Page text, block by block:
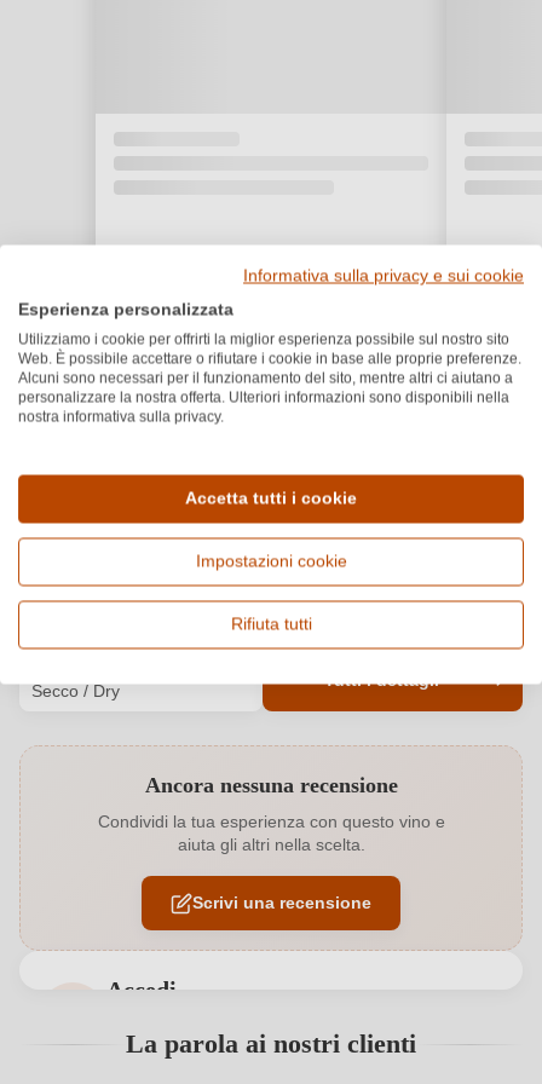
Dettagli del prodotto
Paese e regione
Vitigno e tipologia
Cuvée (Bianco), Vino bianco
Qualità
Alcol
11,5 %
Secco / Dry
Tutti i dettagli
Abbinamenti Antipasti, Pesce
Colore dell'uva Bianco
Contenuto di alcol 11,5 %
produttore
Canelli, Italia
Ancora nessuna recensione
Condividi la tua esperienza con questo vino e
aiuta gli altri nella scelta.
Scrivi una recensione
Accedi
ancora registrato?
La parola ai nostri clienti
Informativa sulla privacy e sui cookie
Esperienza personalizzata
Utilizziamo i cookie per offrirti la miglior esperienza possibile sul nostro sito
Web. È possibile accettare o rifiutare i cookie in base alle proprie preferenze.
Alcuni sono necessari per il funzionamento del sito, mentre altri ci aiutano a
personalizzare la nostra offerta. Ulteriori informazioni sono disponibili nella
nostra informativa sulla privacy.
Accetta tutti i cookie
Impostazioni cookie
Rifiuta tutti